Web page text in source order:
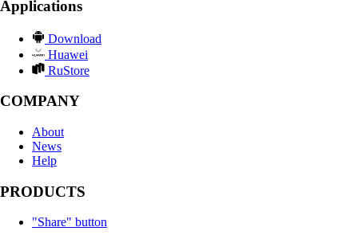
Applications
Download
Huawei
RuStore
COMPANY
About
News
Help
PRODUCTS
"Share" button